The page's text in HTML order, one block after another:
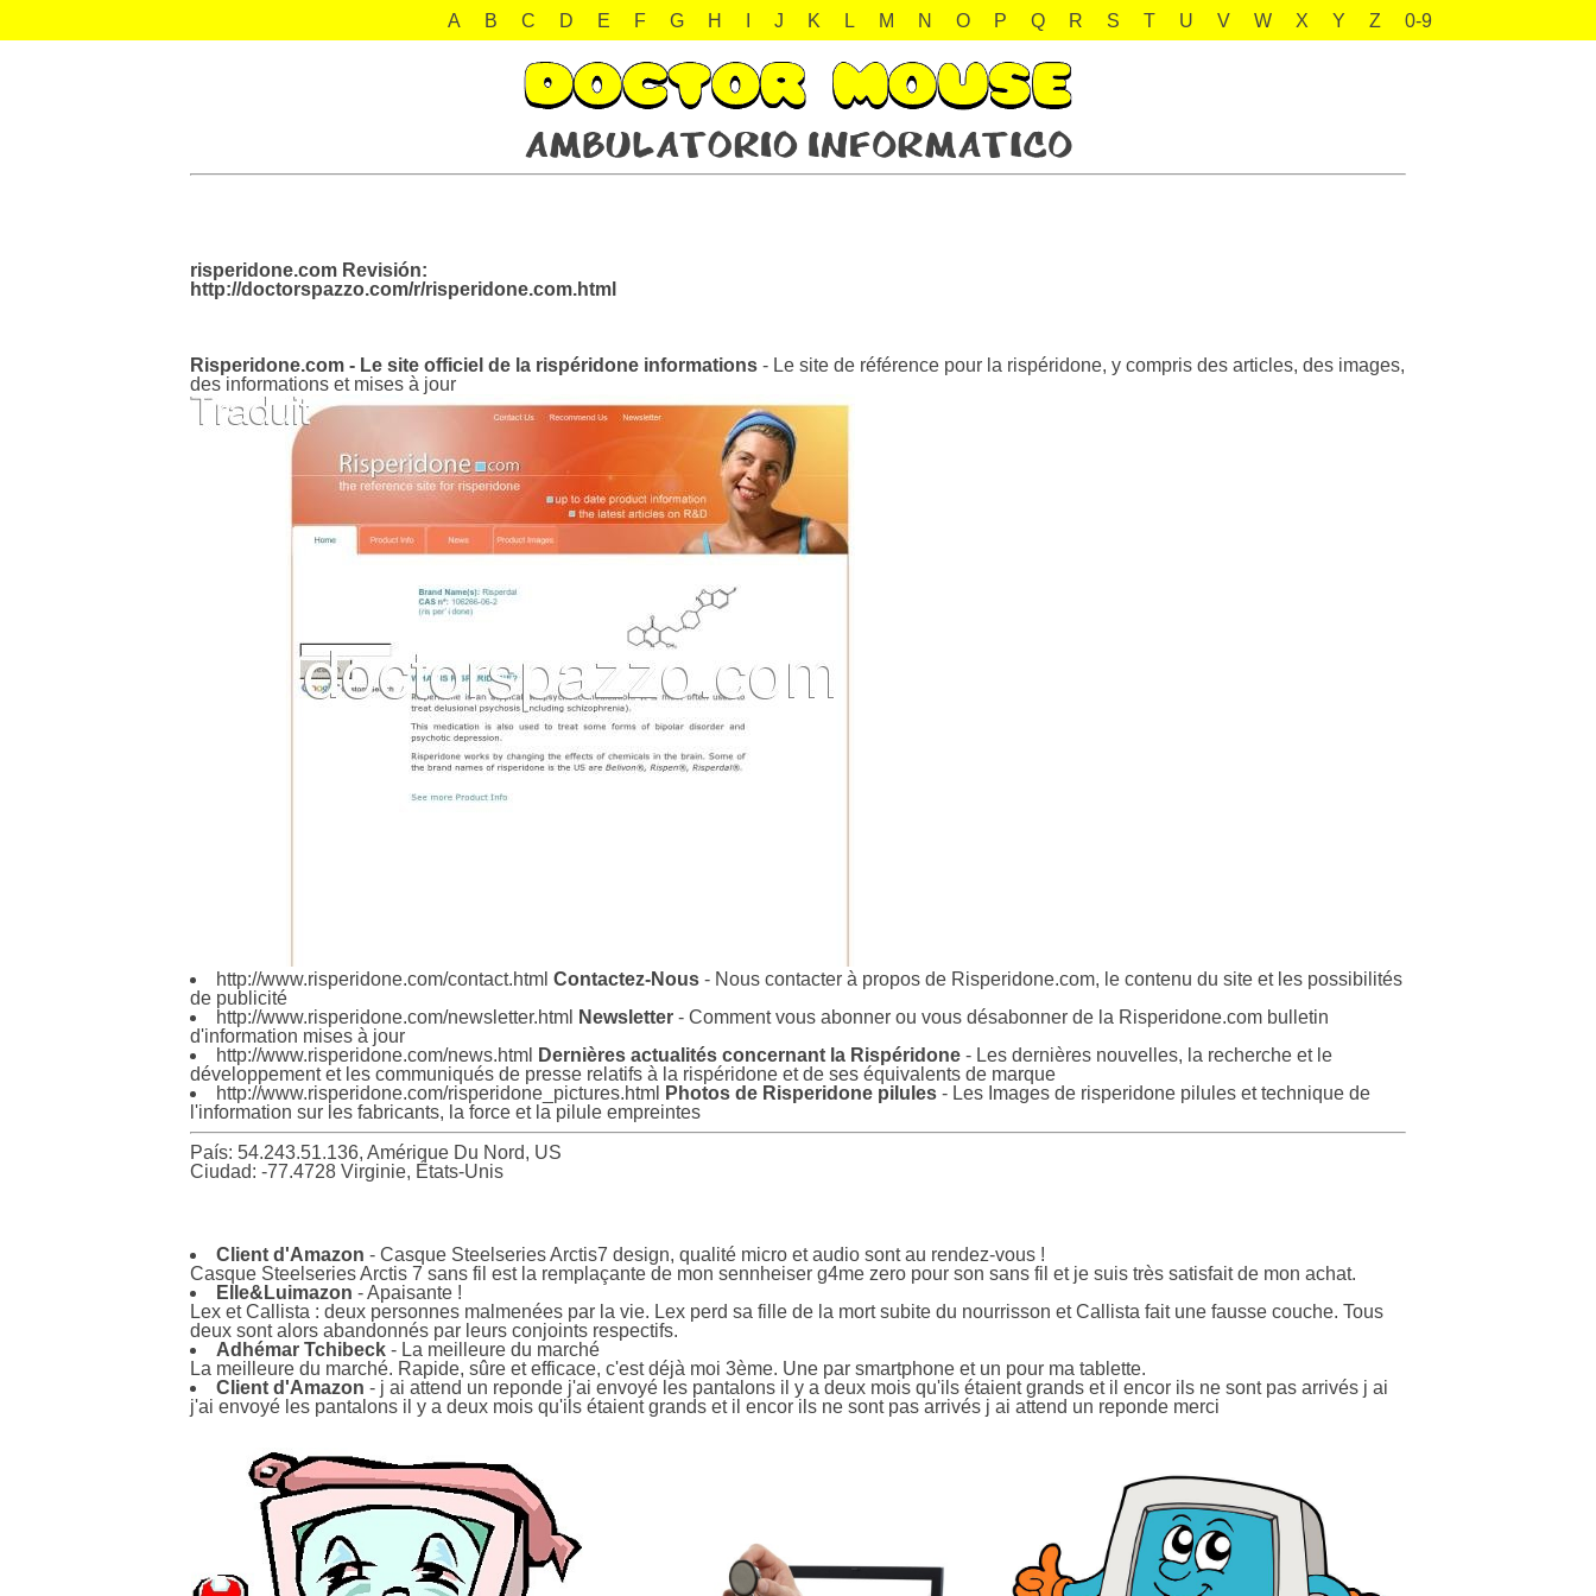
A B C D E F G H J K L M N O P Q R S T U V W X Y Z 0-9
risperidone.com Revisión:
http://doctorspazzo.com/r/risperidone.com.html
Risperidone.com - Le site officiel de la rispéridone informations - Le site de référence pour la rispéridone, y compris des articles, des images,
des informations et mises à jour
http://www.risperidone.com/contact.html Contactez-Nous - Nous contacter à propos de Risperidone.com, le contenu du site et les possibilités
de publicité
http://www.risperidone.com/newsletter.html
Newsletter - Comment vous abonner ou vous désabonner de la Risperidone.com bulletin
d'information mises à jour
http://www.risperidone.com/news.html
Dernières actualités concernant la Rispéridone - Les dernières nouvelles, la recherche et le
développement et les communiqués de presse relatifs à la rispéridone et de ses équivalents de marque
http://www.risperidone.com/risperidone_pictures.html
Photos de Risperidone pilules - Les Images de risperidone pilules et technique de
l'information sur les fabricants, la force et la pilule empreintes
País: 54.243.51.136, Amérique Du Nord, US
Ciudad: -77.4728 Virginie, États-Unis
Client d'Amazon - Casque Steelseries Arctis7 design, qualité micro et audio sont au rendez-vous !
Casque Steelseries Arctis 7 sans fil est la remplaçante de mon sennheiser g4me zero pour son sans fil et je suis très satisfait de mon achat.
Elle&Luimazon - Apaisante !
Lex et Callista : deux personnes malmenées par la vie. Lex perd sa fille de la mort subite du nourrisson et Callista fait une fausse couche. Tous
deux sont alors abandonnés par leurs conjoints respectifs.
Adhémar Tchibeck - La meilleure du marché
La meilleure du marché. Rapide, sûre et efficace, c'est déjà moi 3ème. Une par smartphone et un pour ma tablette.
Client d'Amazon - j ai attend un reponde j'ai envoyé les pantalons il y a deux mois qu'ils étaient grands et il encor ils ne sont pas arrivés j ai
j'ai envoyé les pantalons il y a deux mois qu'ils étaient grands et il encor ils ne sont pas arrivés j ai attend un reponde merci